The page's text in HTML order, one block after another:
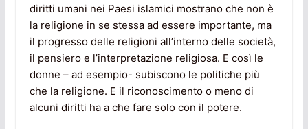
diritti umani nei Paesi islamici mostrano che non è
la religione in se stessa ad essere importante, ma
il progresso delle religioni all’interno delle società,
il pensiero e l’interpretazione religiosa. E così le
donne – ad esempio- subiscono le politiche più
che la religione. E il riconoscimento o meno di
alcuni diritti ha a che fare solo con il potere.